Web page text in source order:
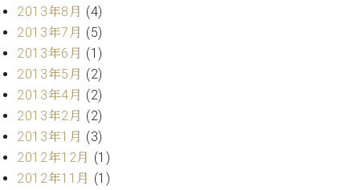
2013年8月 (4)
2013年7月 (5)
2013年6月 (1)
2013年5月 (2)
2013年4月 (2)
2013年2月 (2)
2013年1月 (3)
2012年12月 (1)
2012年11月 (1)